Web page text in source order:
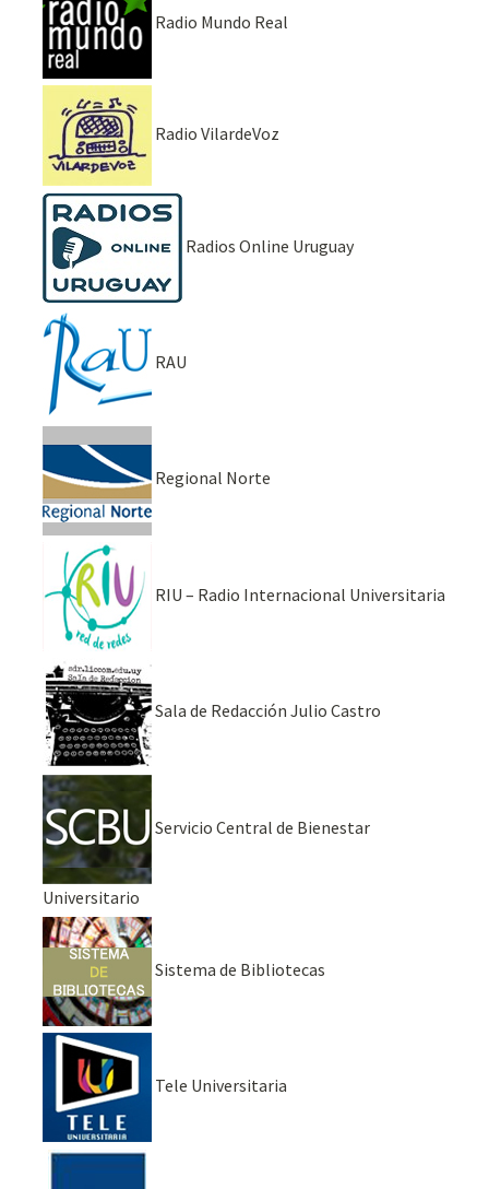
Radio Mundo Real
Radio VilardeVoz
Radios Online Uruguay
RAU
Regional Norte
RIU – Radio Internacional Universitaria
Sala de Redacción Julio Castro
Servicio Central de Bienestar
Universitario
Sistema de Bibliotecas
Tele Universitaria